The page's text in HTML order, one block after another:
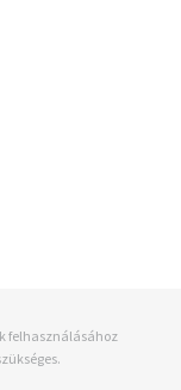
felhasználásához